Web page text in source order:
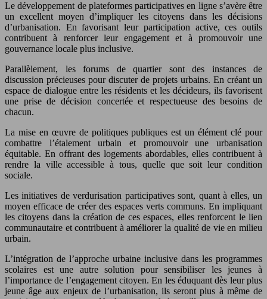
Le développement de plateformes participatives en ligne s’avère être
un excellent moyen d’impliquer les citoyens dans les décisions
d’urbanisation. En favorisant leur participation active, ces outils
contribuent à renforcer leur engagement et à promouvoir une
gouvernance locale plus inclusive.
Parallèlement, les forums de quartier sont des instances de
discussion précieuses pour discuter de projets urbains. En créant un
espace de dialogue entre les résidents et les décideurs, ils favorisent
une prise de décision concertée et respectueuse des besoins de
chacun.
La mise en œuvre de politiques publiques est un élément clé pour
combattre l’étalement urbain et promouvoir une urbanisation
équitable. En offrant des logements abordables, elles contribuent à
rendre la ville accessible à tous, quelle que soit leur condition
sociale.
Les initiatives de verdurisation participatives sont, quant à elles, un
moyen efficace de créer des espaces verts communs. En impliquant
les citoyens dans la création de ces espaces, elles renforcent le lien
communautaire et contribuent à améliorer la qualité de vie en milieu
urbain.
L’intégration de l’approche urbaine inclusive dans les programmes
scolaires est une autre solution pour sensibiliser les jeunes à
l’importance de l’engagement citoyen. En les éduquant dès leur plus
jeune âge aux enjeux de l’urbanisation, ils seront plus à même de